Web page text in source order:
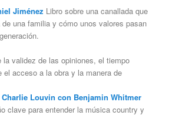
Jiménez Libro sobre una canallada que
una familia y cómo unos valores pasan
validez de las opiniones, el tiempo
el acceso a la obra y la manera de
Charlie Louvin con Benjamin Whitmer
clave para entender la música country y